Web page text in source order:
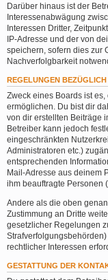
Darüber hinaus ist der
Interessenabwägung
Interessen Dritter,
IP-Adresse und der von
speichern, sofern dies zur
Nachverfolgbarkeit
REGELUNGEN
Zweck eines Boards ist
ermöglichen. Du bist dir
von dir erstellten Beiträge
Betreiber kann jedoch
eingeschränkten
Administratoren etc.)
entsprechenden
Mail-Adresse aus deinem
ihm beauftragte Personen
Andere als die oben
Zustimmung an Dritte
gesetzlicher Regelungen
rechtlicher Interessen
GESTATTUNG DER